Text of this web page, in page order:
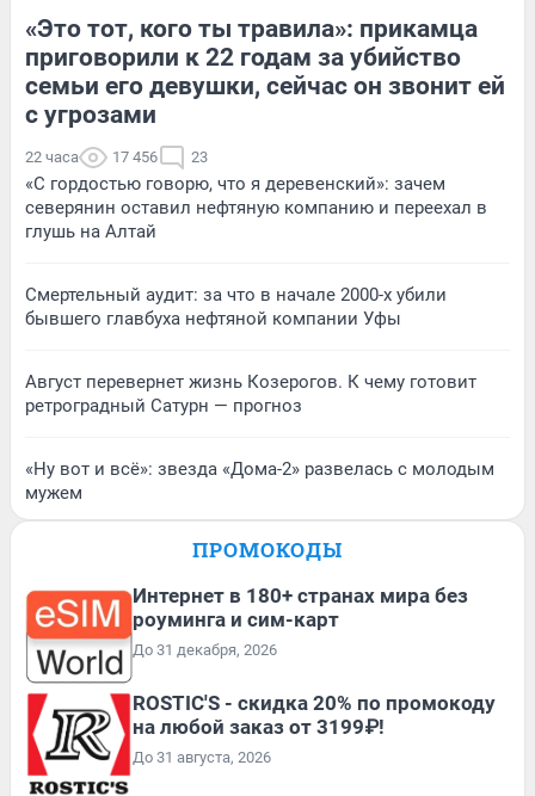
«Это тот, кого ты травила»: прикамца
приговорили к 22 годам за убийство
семьи его девушки, сейчас он звонит ей
с угрозами
22 часа 17 456 23
«С гордостью говорю, что я деревенский»: зачем
северянин оставил нефтяную компанию и переехал в
глушь на Алтай
Смертельный аудит: за что в начале 2000-х убили
бывшего главбуха нефтяной компании Уфы
Август перевернет жизнь Козерогов. К чему готовит
ретроградный Сатурн — прогноз
«Ну вот и всё»: звезда «Дома-2» развелась с молодым
мужем
ПРОМОКОДЫ
Интернет в 180+ странах мира без
роуминга и сим-карт
До 31 декабря, 2026
ROSTIC'S - скидка 20% по промокоду
на любой заказ от 3199₽!
До 31 августа, 2026